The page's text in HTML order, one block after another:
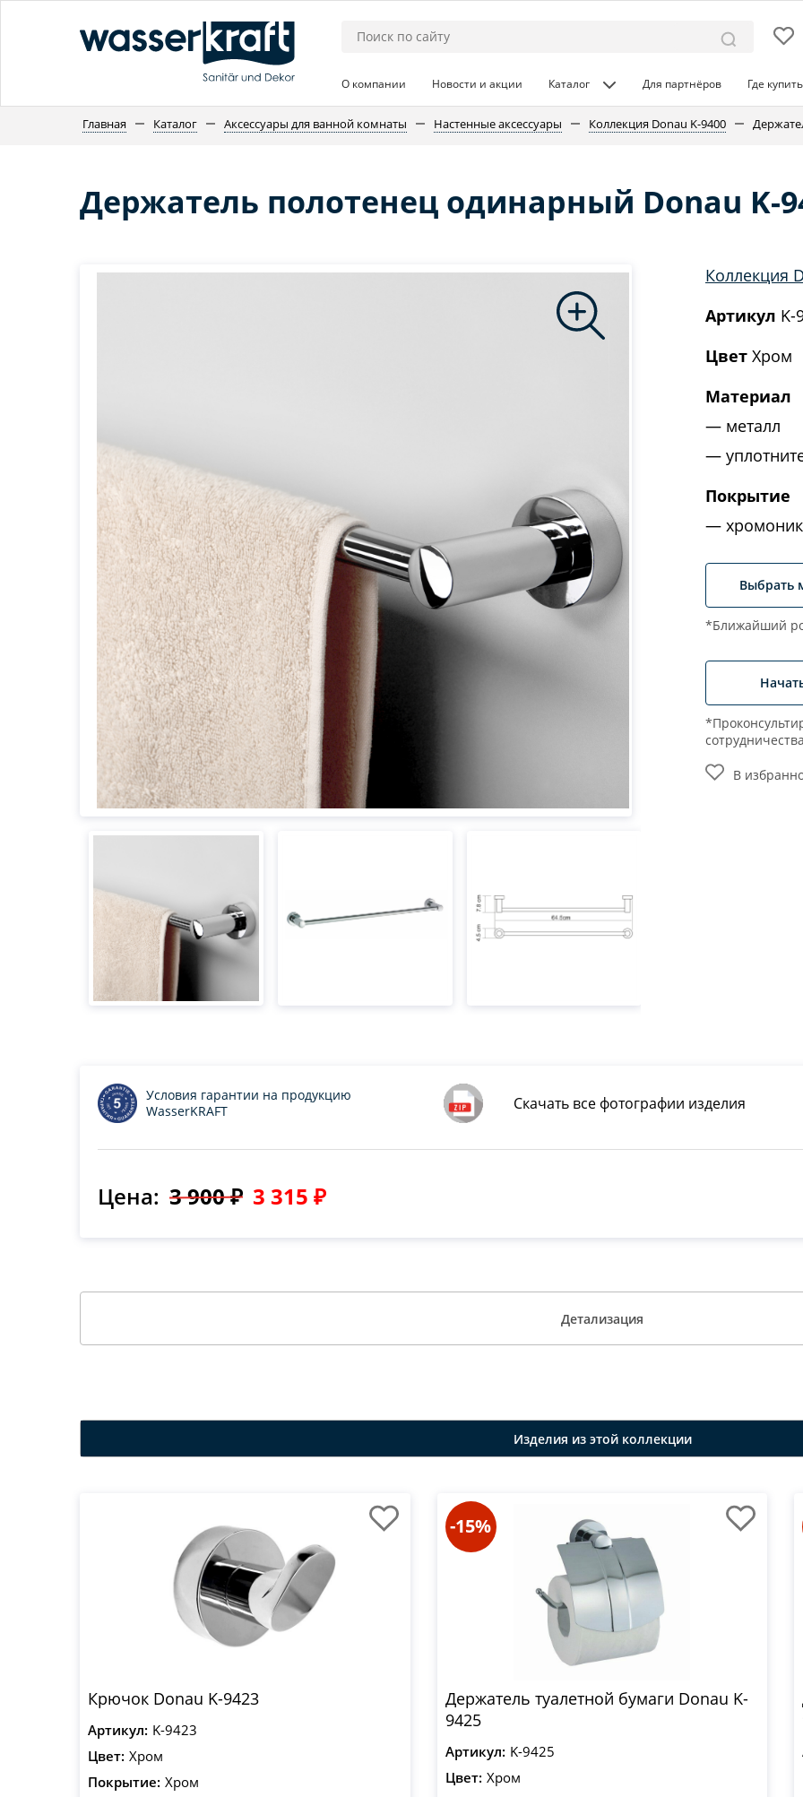
О компании Новости и акции Каталог Для партнёров Где
Главная Каталог Аксессуары для ванной комнаты Настенные аксессуары Коллекция Donau K-9400
Держатель полотенец одинарный Donau K-
Коллекция
Артикул K-
Цвет Хром
Материал
металл
Покрытие
Выбрать
*Ближайший
В
Скачать все фотографии изделия
Условия гарантии на продукцию
WasserKRAFT
Цена: 3 900 ₽ 3 315 ₽
Детализация
Изделия из этой коллекции
Крючок Donau K-9423
Артикул: K-9423
Цвет: Хром
Покрытие: Хром
-15%
Держатель туалетной бумаги Donau K-
9425
Артикул: K-9425
Цвет: Хром